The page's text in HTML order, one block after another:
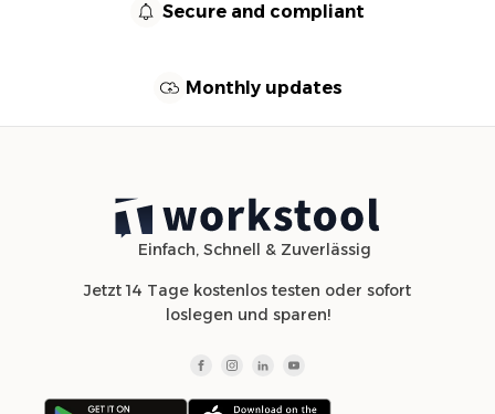
Secure and compliant
Monthly updates
Einfach, Schnell & Zuverlässig
Jetzt 14 Tage kostenlos testen oder sofort
loslegen und sparen!